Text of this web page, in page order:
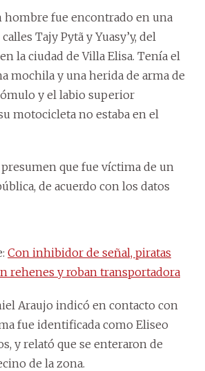
hombre fue encontrado en una
Tajy Pytã y Yuasy’y, del
la ciudad de Villa Elisa. Tenía el
mochila y una herida de arma de
y el labio superior
motocicleta no estaba en el
que fue víctima de un
de acuerdo con los datos
Con inhibidor de señal, piratas
rehenes y roban transportadora
Araujo indicó en contacto con
fue identificada como Eliseo
y relató que se enteraron de
de la zona.